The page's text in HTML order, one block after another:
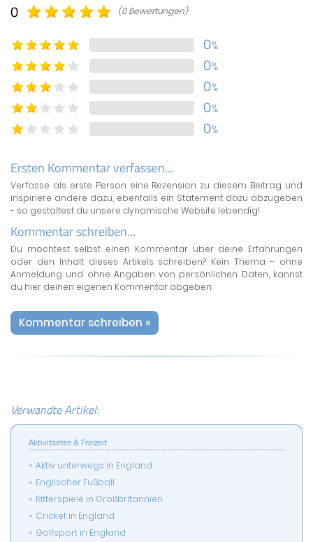
0 (0 Bewertungen)
0%
0%
0%
0%
0%
Ersten Kommentar verfassen...
Verfasse als erste Person eine Rezension zu diesem Beitrag und
inspiriere andere dazu, ebenfalls ein Statement dazu abzugeben
- so gestaltest du unsere dynamische Website lebendig!
Kommentar schreiben...
Du möchtest selbst einen Kommentar über deine Erfahrungen
oder den Inhalt dieses Artikels schreiben? Kein Thema - ohne
Anmeldung und ohne Angaben von persönlichen Daten, kannst
du hier deinen eigenen Kommentar abgeben:
Kommentar schreiben »
Verwandte Artikel:
Aktivitaeten & Freizeit
Aktiv unterwegs in England
Englischer Fußball
Ritterspiele in Großbritannien
Cricket in England
Golfsport in England